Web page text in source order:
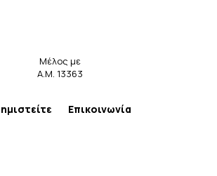
Μέλος με
Α.Μ. 13363
Επικοινωνία